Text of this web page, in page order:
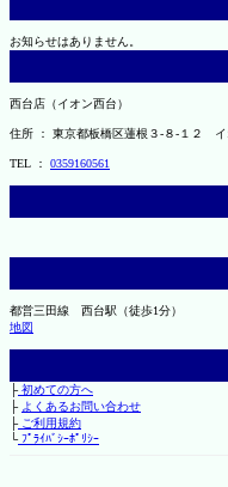
お知らせはありません。
西台店（イオン西台）
住所 ： 東京都板橋区蓮根３-８-１２ イ
TEL ： 0359160561
都営三田線 西台駅（徒歩1分）
地図
├初めての方へ
├ よくあるお問い合わせ
├ご利用規約
└ﾌﾟﾗｲﾊﾞｼｰﾎﾟﾘｼｰ